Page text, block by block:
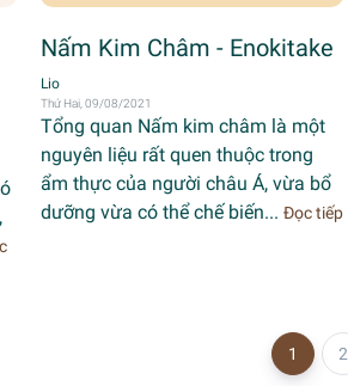
Nấm Kim Châm - Enokitake
Lio
Thứ Hai, 09/08/2021
Tổng quan Nấm kim châm là một
nguyên liệu rất quen thuộc trong
ẩm thực của người châu Á, vừa bổ
dưỡng vừa có thể chế biến... Đọc tiếp
1 2